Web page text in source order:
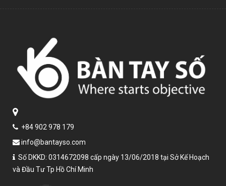
+84 902 978 179
info@bantayso.com
Số DKKD: 0314672098 cấp ngày 13/06/2018 tại Sở Kế Hoạch
và Đầu Tư Tp Hồ Chí Minh